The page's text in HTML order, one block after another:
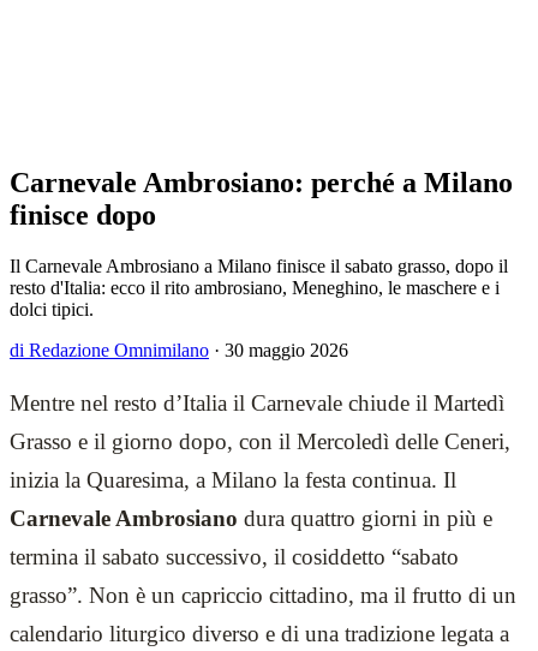
Carnevale Ambrosiano: perché a Milano
finisce dopo
Il Carnevale Ambrosiano a Milano finisce il sabato grasso, dopo il
resto d'Italia: ecco il rito ambrosiano, Meneghino, le maschere e i
dolci tipici.
di Redazione Omnimilano · 30 maggio 2026
Mentre nel resto d’Italia il Carnevale chiude il Martedì
Grasso e il giorno dopo, con il Mercoledì delle Ceneri,
inizia la Quaresima, a Milano la festa continua. Il
Carnevale Ambrosiano dura quattro giorni in più e
termina il sabato successivo, il cosiddetto “sabato
grasso”. Non è un capriccio cittadino, ma il frutto di un
calendario liturgico diverso e di una tradizione legata a